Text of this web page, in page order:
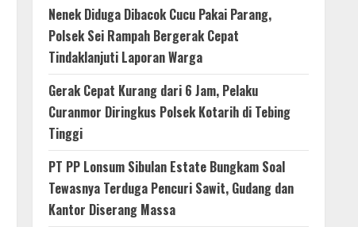
Nenek Diduga Dibacok Cucu Pakai Parang,
Polsek Sei Rampah Bergerak Cepat
Tindaklanjuti Laporan Warga
Gerak Cepat Kurang dari 6 Jam, Pelaku
Curanmor Diringkus Polsek Kotarih di Tebing
Tinggi
PT PP Lonsum Sibulan Estate Bungkam Soal
Tewasnya Terduga Pencuri Sawit, Gudang dan
Kantor Diserang Massa